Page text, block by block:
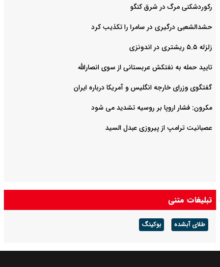
رکوردشکنی مرگ در شرق کنگو
حشدالشعبی درگیری در سامرا را تکذیب کرد
زلزله ۵.۵ ریشتری در اندونزی
تایید حمله به نفتکش عربستانی از سوی انصارالله
گفتگوی وزرای خارجه انگلیس و آمریکا درباره ایران
مکرون: فشار اروپا بر روسیه تشدید می شود
عصبانیت ترامپ از پیروزی عبدل السید
تبلیغات متنی
طلای آبشده بوکینگ